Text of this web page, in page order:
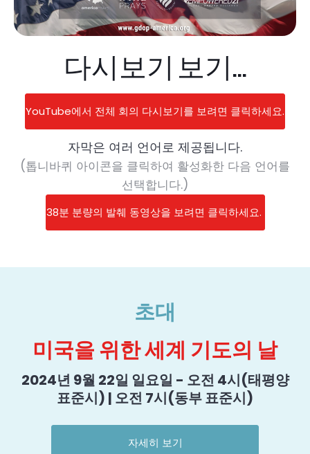
다시보기 보기...
YouTube에서 전체 회의 다시보기를 보려면 클릭하세요.
자막은 여러 언어로 제공됩니다.
(톱니바퀴 아이콘을 클릭하여 활성화한 다음 언어를
선택합니다.)
38분 분량의 발췌 동영상을 보려면 클릭하세요.
초대
미국을 위한 세계 기도의 날
2024년 9월 22일 일요일 - 오전 4시(태평양
표준시) | 오전 7시(동부 표준시)
자세히 보기